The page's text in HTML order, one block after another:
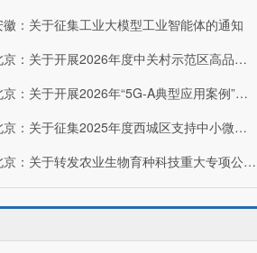
北首家！赛迪科创中心（盐城）在我区揭牌
薛祥已任中央科技委员会主任
“科创名城”与《科技咨询师》的双向奔赴——《科技咨询师》国家职业技能培训（合肥专班）顺利开班结业
国技术市场协会会长陶元兴赴合肥调研
市场监管总局：召开《中国标准化发展年度报告（2022年）》专题新闻发布会
徽：关于征集工业大模型工业智能体的通知
北京：关于开展2026年度中关村示范区高品质科技园区建设项目申报工作的通知
北京：关于开展2026年“5G-A典型应用案例”专项奖励申报的通知
北京：关于征集2025年度西城区支持中小微企业高质量发展项目（创业担保支持项目）的通知
北京：关于转发农业生物育种科技重大专项公开竞争类项目申报指南的通知